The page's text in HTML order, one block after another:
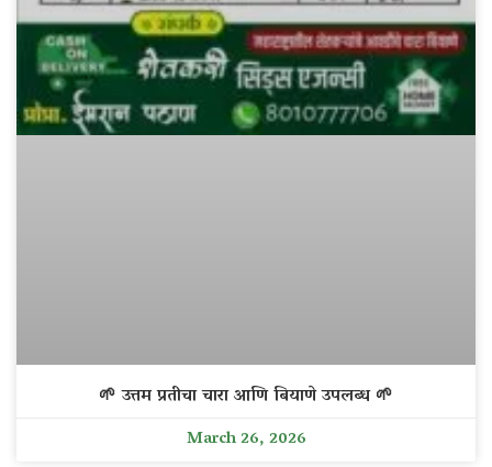
🌱 उत्तम प्रतीचा चारा आणि बियाणे उपलब्ध 🌱
March 26, 2026